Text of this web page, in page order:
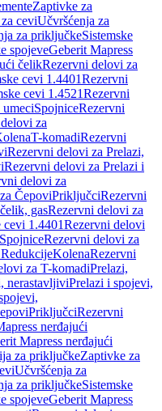
Zaptivke za
ceviUčvršćenja za
za priključkeSistemske
spojeveGeberit Mapress
čelikRezervni delovi za
cevi 1.4401Rezervni
cevi 1.4521Rezervni
SpojniceRezervni
za
T-komadiRezervni
Rezervni delovi za Prelazi,
Rezervni delovi za Prelazi i
delovi za
ČepoviPriključciRezervni
gasRezervni delovi za
cevi 1.4401Rezervni delovi
SpojniceRezervni delovi za
KolenaRezervni
za T-komadiPrelazi,
nerastavljiviPrelazi i spojevi,
PriključciRezervni
nerđajući
Mapress nerđajući
za priključkeZaptivke za
Učvršćenja za
za priključkeSistemske
spojeveGeberit Mapress